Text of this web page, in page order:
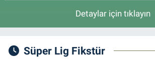
Detaylar için tıklayın
Süper Lig Fikstür